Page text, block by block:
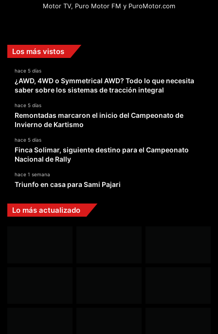
Motor TV, Puro Motor FM y PuroMotor.com
Los más vistos
hace 5 días
¿AWD, 4WD o Symmetrical AWD? Todo lo que necesita
saber sobre los sistemas de tracción integral
hace 5 días
Remontadas marcaron el inicio del Campeonato de
Invierno de Kartismo
hace 5 días
Finca Solimar, siguiente destino para el Campeonato
Nacional de Rally
hace 1 semana
Triunfo en casa para Sami Pajari
Lo más actualizado